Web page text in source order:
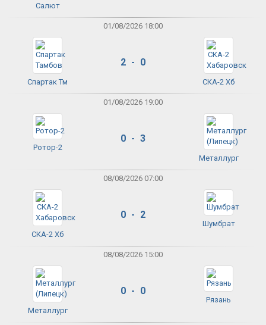
Салют
01/08/2026 18:00
Спартак Тм
2 - 0
СКА-2 Хб
01/08/2026 19:00
Ротор-2
0 - 3
Металлург
08/08/2026 07:00
СКА-2 Хб
0 - 2
Шумбрат
08/08/2026 15:00
Металлург
0 - 0
Рязань